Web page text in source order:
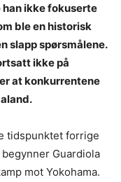
ikke fokuserte
ble en historisk
slapp spørsmålene.
ikke på
at konkurrentene
tidspunktet forrige
Guardiola
mot Yokohama.